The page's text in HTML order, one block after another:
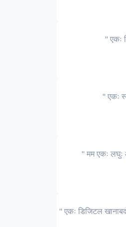
" एकः
" एकः
" मम एकः लघुः
" एकः डिजिटल